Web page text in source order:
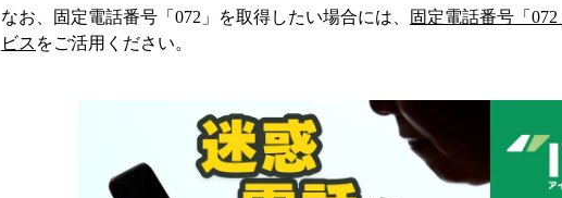
なお、固定電話番号「 072 」を取得したい場合には、 固定電話番号「 072
ビス をご活用ください。